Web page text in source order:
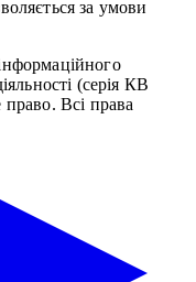
за умови
(серія КВ
Всі права